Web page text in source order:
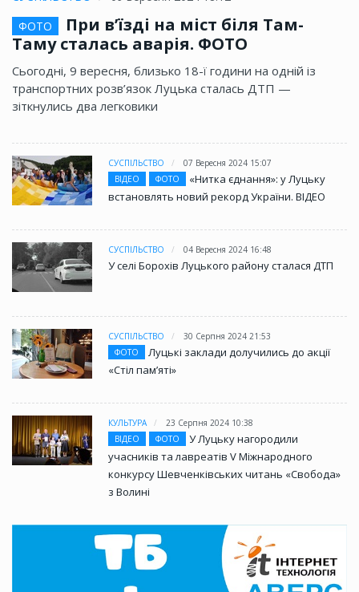
ФОТО
При в’їзді на міст біля Там-
Таму сталась аварія. ФОТО
Сьогодні, 9 вересня, близько 18-ї години на одній із
транспортних розв’язок Луцька сталась ДТП —
зіткнулись два легковики
СУСПІЛЬСТВО
07 Вересня 2024 15:07
ВІДЕО
ФОТО
«Нитка єднання»: у Луцьку
встановлять новий рекорд України. ВІДЕО
СУСПІЛЬСТВО 04 Вересня 2024 16:48
У селі Борохів Луцького району сталася ДТП
СУСПІЛЬСТВО
30 Серпня 2024 21:53
ФОТО
Луцькі заклади долучились до акції
«Стіл памʼяті»
КУЛЬТУРА
23 Серпня 2024 10:38
ВІДЕО
ФОТО
У Луцьку нагородили
учасників та лавреатів V Міжнародного
конкурсу Шевченківських читань «Свобода»
з Волині